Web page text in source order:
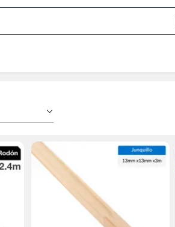
Bar